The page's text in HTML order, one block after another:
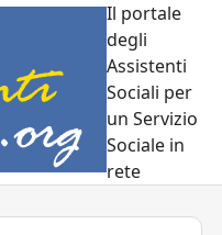
Il portale
degli
Assistenti
Sociali per
un Servizio
Sociale in
rete